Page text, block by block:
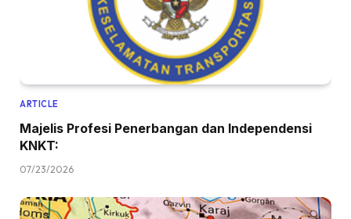
ARTICLE
Majelis Profesi Penerbangan dan Independensi
KNKT:
07/23/2026